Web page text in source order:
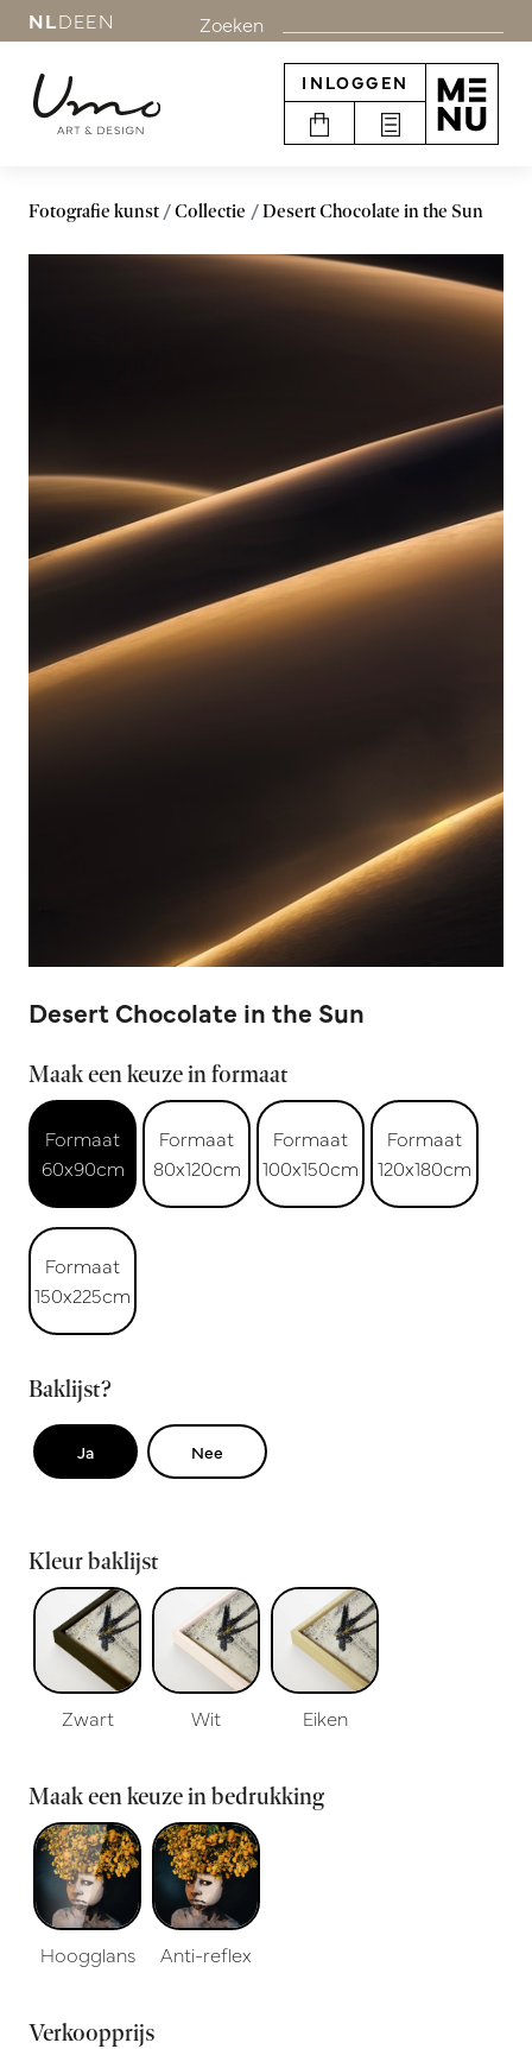
NLDEEN Zoeken
INLOGGEN
Fotografie kunst Collectie Desert Chocolate in the Sun
Desert Chocolate in the Sun
Maak een keuze in formaat
Formaat
60x90cm
Formaat
80x120cm
Formaat
100x150cm
Formaat
120x180cm
Formaat
150x225cm
Baklijst?
Ja Nee
Kleur baklijst
Zwart Wit Eiken
Maak een keuze in bedrukking
Hoogglans Anti-reflex
Verkoopprijs